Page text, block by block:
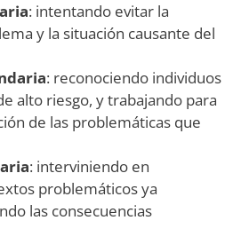
: intentando evitar la
y la situación causante del
: reconociendo individuos
alto riesgo, y trabajando para
de las problemáticas que
: interviniendo en
problemáticos ya
las consecuencias